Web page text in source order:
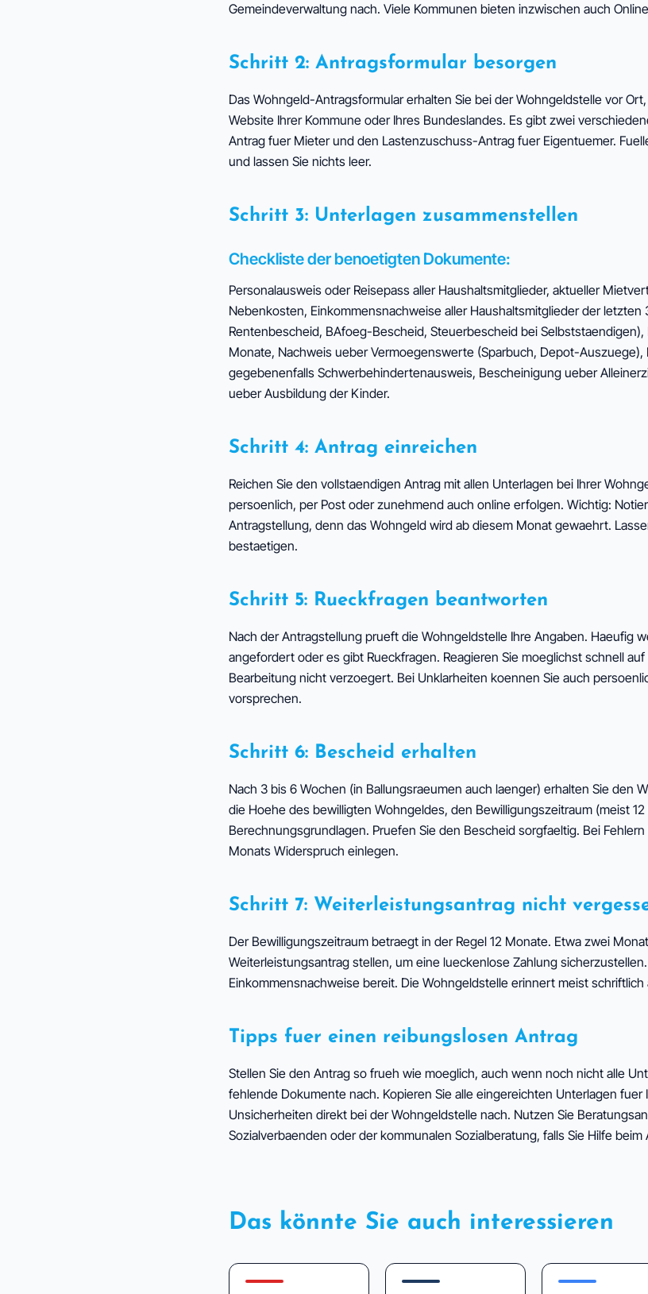
Gemeindeverwaltung nach. Viele Kommunen bieten inzwischen auch
Schritt 2: Antragsformular besorgen
Das Wohngeld-Antragsformular erhalten Sie bei der Wohngeldstelle vor
Website Ihrer Kommune oder Ihres Bundeslandes. Es gibt zwei
Antrag fuer Mieter und den Lastenzuschuss-Antrag fuer Eigentuemer.
und lassen Sie nichts leer.
Schritt 3: Unterlagen zusammenstellen
Checkliste der benoetigten Dokumente:
Personalausweis oder Reisepass aller Haushaltsmitglieder, aktueller
Nebenkosten, Einkommensnachweise aller Haushaltsmitglieder der
Rentenbescheid, BAfoeg-Bescheid, Steuerbescheid bei
Monate, Nachweis ueber Vermoegenswerte (Sparbuch, Depot-
gegebenenfalls Schwerbehindertenausweis, Bescheinigung ueber
ueber Ausbildung der Kinder.
Schritt 4: Antrag einreichen
Reichen Sie den vollstaendigen Antrag mit allen Unterlagen bei Ihrer
persoenlich, per Post oder zunehmend auch online erfolgen. Wichtig:
Antragstellung, denn das Wohngeld wird ab diesem Monat gewaehrt.
bestaetigen.
Schritt 5: Rueckfragen beantworten
Nach der Antragstellung prueft die Wohngeldstelle Ihre Angaben. Haeufig
angefordert oder es gibt Rueckfragen. Reagieren Sie moeglichst schnell
Bearbeitung nicht verzoegert. Bei Unklarheiten koennen Sie auch
vorsprechen.
Schritt 6: Bescheid erhalten
Nach 3 bis 6 Wochen (in Ballungsraeumen auch laenger) erhalten Sie den
die Hoehe des bewilligten Wohngeldes, den Bewilligungszeitraum (meist
Berechnungsgrundlagen. Pruefen Sie den Bescheid sorgfaeltig. Bei
Monats Widerspruch einlegen.
Schritt 7: Weiterleistungsantrag nicht
Der Bewilligungszeitraum betraegt in der Regel 12 Monate. Etwa zwei
Weiterleistungsantrag stellen, um eine lueckenlose Zahlung
Einkommensnachweise bereit. Die Wohngeldstelle erinnert meist schriftlich
Tipps fuer einen reibungslosen Antrag
Stellen Sie den Antrag so frueh wie moeglich, auch wenn noch nicht alle
fehlende Dokumente nach. Kopieren Sie alle eingereichten Unterlagen fuer
Unsicherheiten direkt bei der Wohngeldstelle nach. Nutzen Sie
Sozialverbaenden oder der kommunalen Sozialberatung, falls Sie Hilfe
Das könnte Sie auch interessieren